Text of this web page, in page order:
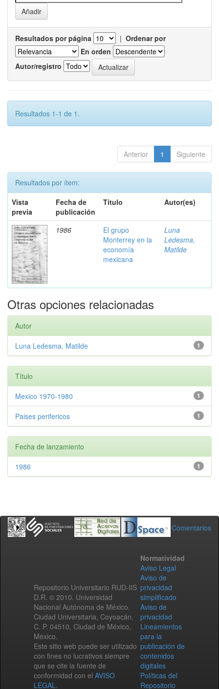
Resultados por página | Ordenar por
En orden
Autor/registro
Resultados 1-1 de 1.
Anterior 1 Siguiente
Resultados por ítem:
Vista
previa
Fecha de
publicación
Título Autor(es)
1986
El grupo
Monterrey en la
economía
mexicana
Luna
Ledesma,
Matilde
Otras opciones relacionadas
Autor
1
Luna Ledesma, Matilde
Título
1
Mexico 1970-1980
1
Paises perifericos
Fecha de lanzamiento
1
1986
Comentarios
Repositorio Universitario RUD-IIS
D.R. © 2010. Universidad
Nacional Autónoma de México.
Ciudad Universitaria, Coyoacán,
C. P. 04510, Ciudad de México,
México.
Este sitio web puede ser utilizado
con fines no lucrativos siempre
que se cite la fuente de
conformidad con el AVISO
LEGAL.
Normatividad
Aviso Legal
Aviso de
privacidad
simplificado
Aviso de
privacidad
Lineamientos
para la
publicación de
contenidos
digitales
Políticas del
Repositorio